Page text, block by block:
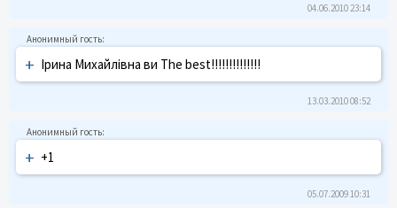
04.06.2010 23:14
+ Ірина Михайлівна ви The best!!!!!!!!!!!!!!
13.03.2010 08:52
+ +1
05.07.2009 10:31